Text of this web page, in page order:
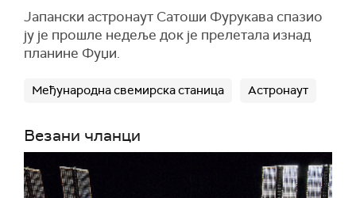
Јапански астронаут Сатоши Фурукава спазио
ју је прошле недеље док је прелетала изнад
планине Фуџи.
Међународна свемирска станица Астронаут
Везани чланци